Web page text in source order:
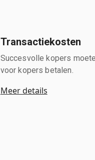
Transactiekosten
Succesvolle kopers
voor kopers betalen.
Meer details